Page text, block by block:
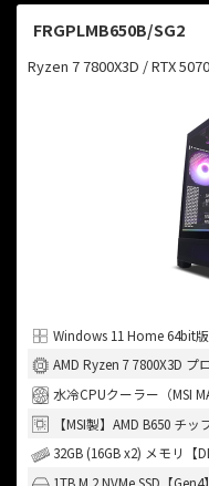
FRGPLMB650B/SG2
Ryzen 7 7800X3D / RTX 5070
Windows 11 Home 64bit版
AMD Ryzen 7 7800X3D プ
水冷CPUクーラー（MSI
【MSI製】AMD B650 チッ
32GB (16GB x2) メモリ【
1TB M.2 NVMe SSD【Gen4】